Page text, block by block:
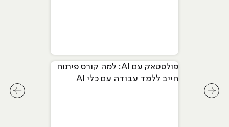
פולסטאק עם AI: למה קורס פיתוח
חייב ללמד עבודה עם כלי AI
לחץ לחץ לשיקופית קודמת בסליידר מאמרים